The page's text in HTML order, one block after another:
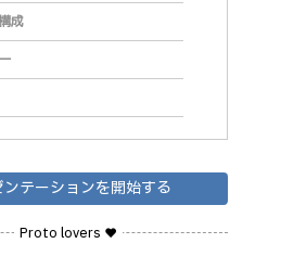
成
ンテーションを開始する
Proto lovers ♥